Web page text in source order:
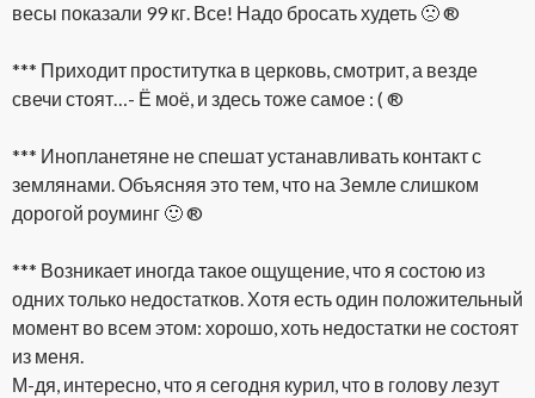
весы показали 99 кг. Все! Надо бросать худеть 🙁 ®
*** Приходит проститутка в церковь, смотрит, а везде
свечи стоят…- Ё моё, и здесь тоже самое : ( ®
*** Инопланетяне не спешат устанавливать контакт с
землянами. Объясняя это тем, что на Земле слишком
дорогой роуминг 🙂 ®
*** Возникает иногда такое ощущение, что я состою из
одних только недостатков. Хотя есть один положительный
момент во всем этом: хорошо, хоть недостатки не состоят
из меня.
М-дя, интересно, что я сегодня курил, что в голову лезут